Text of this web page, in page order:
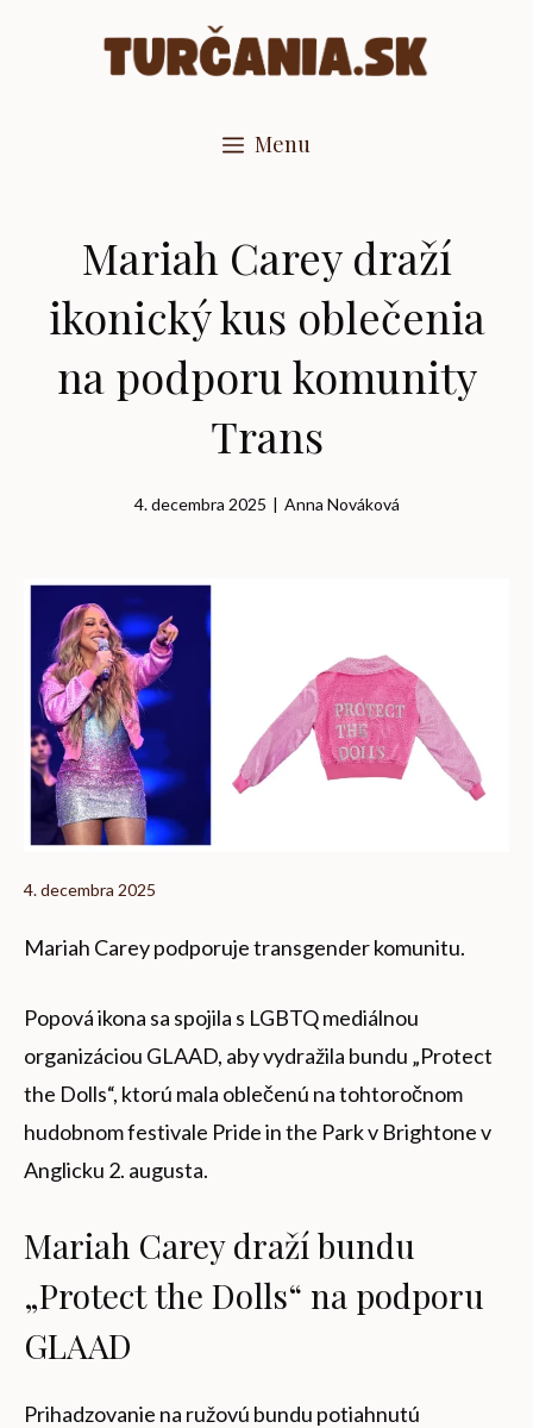
Menu
Mariah Carey draží
ikonický kus oblečenia
na podporu komunity
Trans
4. decembra 2025 | Anna Nováková
4. decembra 2025
Mariah Carey podporuje transgender komunitu.
Popová ikona sa spojila s LGBTQ mediálnou
organizáciou GLAAD, aby vydražila bundu „Protect
the Dolls“, ktorú mala oblečenú na tohtoročnom
hudobnom festivale Pride in the Park v Brightone v
Anglicku 2. augusta.
Mariah Carey draží bundu
„Protect the Dolls“ na podporu
GLAAD
Prihadzovanie na ružovú bundu potiahnutú